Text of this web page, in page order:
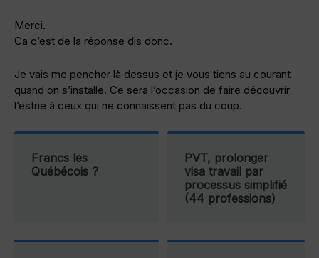
Merci.
Ca c’est de la réponse dis donc.
Je vais me pencher là dessus et je vous tiens au courant
quand on s’installe. Ce sera l’occasion de faire découvrir
l’estrie à ceux qui ne connaissent pas du coup.
Francs les
Québécois ?
PVT, prolonger
visa travail par
processus simplifié
(44 professions)